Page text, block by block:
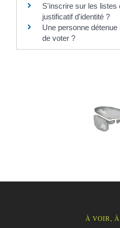
S'inscrire sur les listes
justificatif d'identité ?
Une personne
de voter ?
À VOIR,